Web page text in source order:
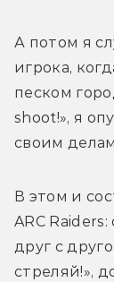
А потом я
игрока,
песком
shoot!», я
своим
В этом и
ARC
друг с
стреляй!»,